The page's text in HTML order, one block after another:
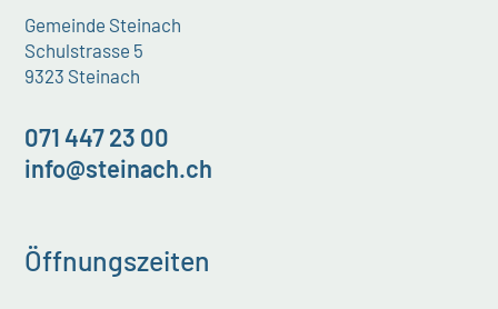
Gemeinde Steinach
Schulstrasse 5
9323 Steinach
071 447 23 00
info@steinach.ch
Öffnungszeiten